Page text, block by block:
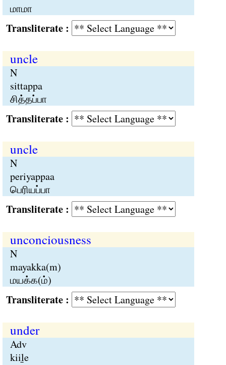
மாமா
:
uncle
N
sittappa
சித்தப்பா
:
uncle
N
periyappaa
பெரியப்பா
:
unconciousness
N
mayakka(m)
மயக்க(ம்)
:
under
Adv
kiiḻe